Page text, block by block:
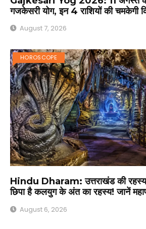
गजकेसरी योग, इन 4 राशियों की चमकेगी
August 7, 2026
HOROSCOPE
Hindu Dharam: उत्तराखंड की
छिपा है कलयुग के अंत का रहस्य! जानें
August 6, 2026